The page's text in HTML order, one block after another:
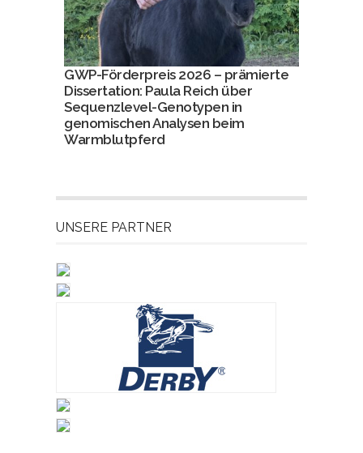
GWP-Förderpreis 2026 – prämierte
Dissertation: Paula Reich über
Sequenzlevel-Genotypen in
genomischen Analysen beim
Warmblutpferd
UNSERE PARTNER